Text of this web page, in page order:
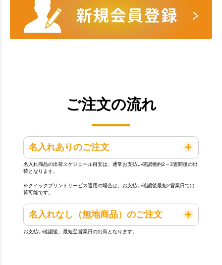
ご注文の流れ
名入れありのご注文
名入れ商品の出荷スケジュール目安は、通常お支払い確認後約2～3週間後の出
荷となります。
※クイックプリントサービス適用の場合は、お支払い確認後最短2営業日で出
荷可能です。
名入れなし（無地商品）のご注文
お支払い確認後、最短翌営業日の出荷となります。